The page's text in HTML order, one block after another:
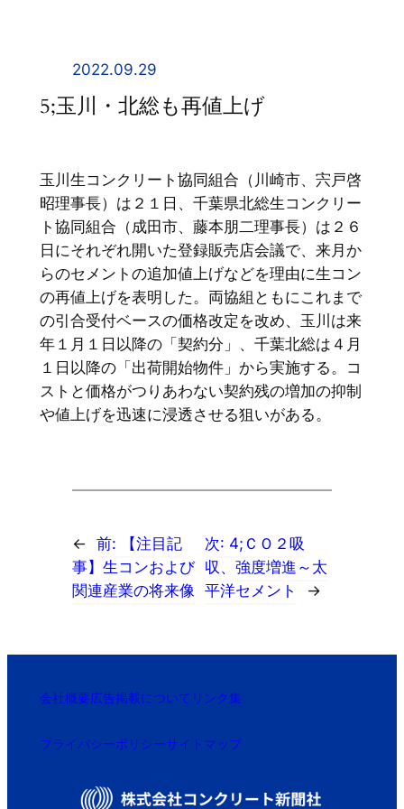
2022.09.29
5;玉川・北総も再値上げ
玉川生コンクリート協同組合（川崎市、宍戸啓
昭理事長）は２１日、千葉県北総生コンクリー
ト協同組合（成田市、藤本朋二理事長）は２６
日にそれぞれ開いた登録販売店会議で、来月か
らのセメントの追加値上げなどを理由に生コン
の再値上げを表明した。両協組ともにこれまで
の引合受付ベースの価格改定を改め、玉川は来
年１月１日以降の「契約分」、千葉北総は４月
１日以降の「出荷開始物件」から実施する。コ
ストと価格がつりあわない契約残の増加の抑制
や値上げを迅速に浸透させる狙いがある。
← 前:
【注目記
事】生コンおよび
関連産業の将来像
次: 4;ＣＯ２吸
収、強度増進～太
平洋セメント
→
会社概要広告掲載について リンク集
プライバシーポリシーサイトマップ